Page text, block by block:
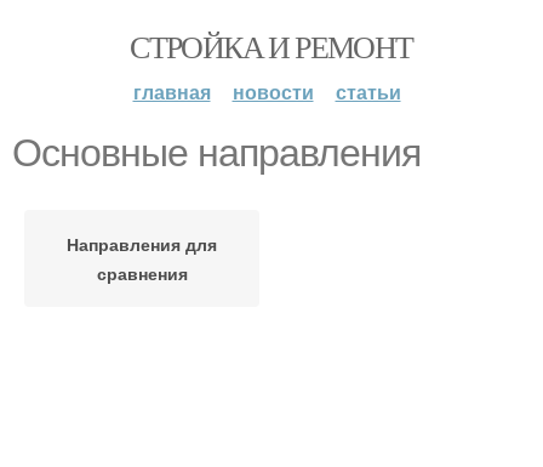
СТРОЙКА И РЕМОНТ
главная новости статьи
Основные направления
Направления для
сравнения